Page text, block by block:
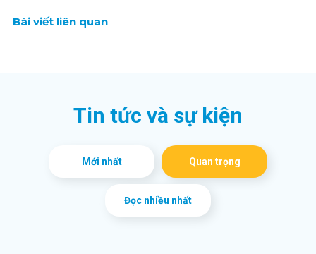
Bài viết liên quan
Tin tức và sự kiện
Mới nhất Quan trọng
Đọc nhiều nhất